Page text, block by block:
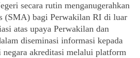
secara rutin menganugerahkan
(SMA) bagi Perwakilan RI di luar
atas upaya Perwakilan dan
diseminasi informasi kepada
akreditasi melalui platform